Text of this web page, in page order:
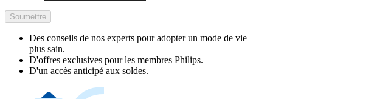
Soumettre
Des conseils de nos experts pour adopter un mode de vie
plus sain.
D'offres exclusives pour les membres Philips.
D'un accès anticipé aux soldes.